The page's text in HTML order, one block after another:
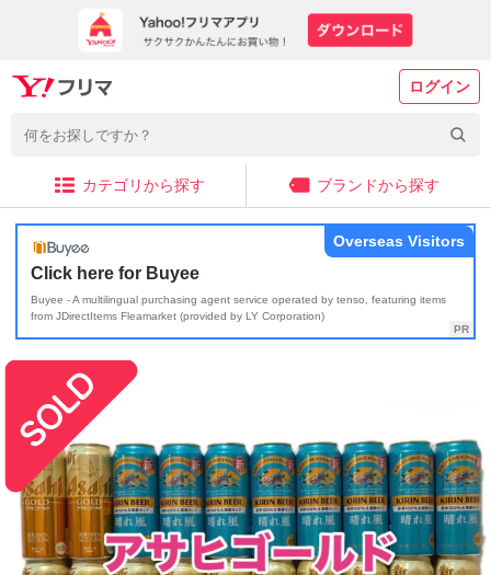
ログイン
カテゴリから探す ブランドから探す
Click here for Buyee
Buyee - A multilingual purchasing agent service operated by tenso, featuring items
from JDirectItems Fleamarket (provided by LY Corporation)
Overseas Visitors